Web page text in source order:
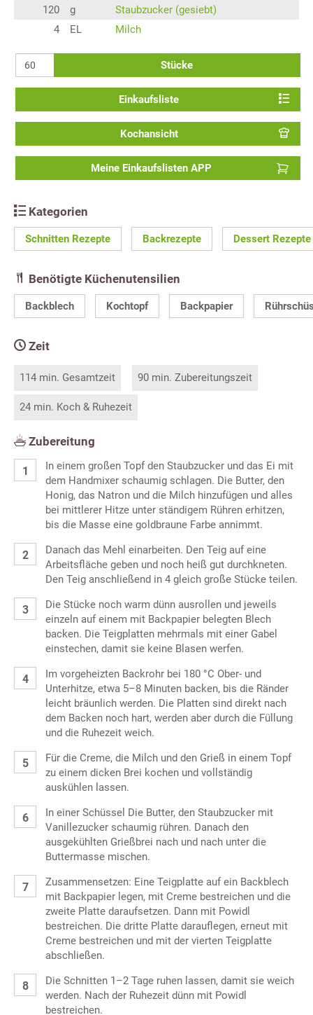
120
g
Staubzucker (gesiebt)
4
EL Milch
Stücke
Einkaufsliste
Kochansicht
Meine Einkaufslisten APP
Kategorien
Schnitten Rezepte Backrezepte Dessert Rezepte
Benötigte Küchenutensilien
Backblech Kochtopf Backpapier
Zeit
114 min. Gesamtzeit 90 min. Zubereitungszeit
24 min. Koch & Ruhezeit
Zubereitung
In einem großen Topf den Staubzucker und das Ei mit
dem Handmixer schaumig schlagen. Die Butter, den
Honig, das Natron und die Milch hinzufügen und alles
bei mittlerer Hitze unter ständigem Rühren erhitzen,
bis die Masse eine goldbraune Farbe annimmt.
Danach das Mehl einarbeiten. Den Teig auf eine
Arbeitsfläche geben und noch heiß gut durchkneten.
Den Teig anschließend in 4 gleich große Stücke teilen.
Die Stücke noch warm dünn ausrollen und jeweils
einzeln auf einem mit Backpapier belegten Blech
backen. Die Teigplatten mehrmals mit einer Gabel
einstechen, damit sie keine Blasen werfen.
Im vorgeheizten Backrohr bei 180 °C Ober- und
Unterhitze, etwa 5–8 Minuten backen, bis die Ränder
leicht bräunlich werden. Die Platten sind direkt nach
dem Backen noch hart, werden aber durch die Füllung
und die Ruhezeit weich.
Für die Creme, die Milch und den Grieß in einem Topf
zu einem dicken Brei kochen und vollständig
auskühlen lassen.
In einer Schüssel Die Butter, den Staubzucker mit
Vanillezucker schaumig rühren. Danach den
ausgekühlten Grießbrei nach und nach unter die
Buttermasse mischen.
Zusammensetzen: Eine Teigplatte auf ein Backblech
mit Backpapier legen, mit Creme bestreichen und die
zweite Platte daraufsetzen. Dann mit Powidl
bestreichen. Die dritte Platte darauflegen, erneut mit
Creme bestreichen und mit der vierten Teigplatte
abschließen.
Die Schnitten 1–2 Tage ruhen lassen, damit sie weich
werden. Nach der Ruhezeit dünn mit Powidl
bestreichen.